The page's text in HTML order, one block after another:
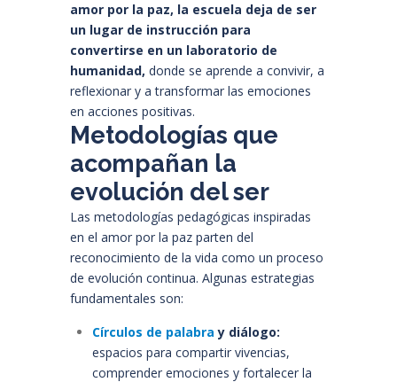
amor por la paz, la escuela deja de ser
un lugar de instrucción para
convertirse en un laboratorio de
humanidad, donde se aprende a convivir, a
reflexionar y a transformar las emociones
en acciones positivas.
Metodologías que
acompañan la
evolución del ser
Las metodologías pedagógicas inspiradas
en el amor por la paz parten del
reconocimiento de la vida como un proceso
de evolución continua. Algunas estrategias
fundamentales son:
Círculos de palabra y diálogo:
espacios para compartir vivencias,
comprender emociones y fortalecer la